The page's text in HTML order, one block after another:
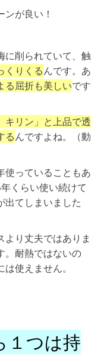
が良い！
に削られていて、触
くりくるんです。あ
る屈折も美しいです
キリン」と上品で透
るんですよね。（動
使っていることもあ
くらい使い続けて
出てしまいました
り丈夫ではありま
。耐熱ではないの
使えません。
１つは持